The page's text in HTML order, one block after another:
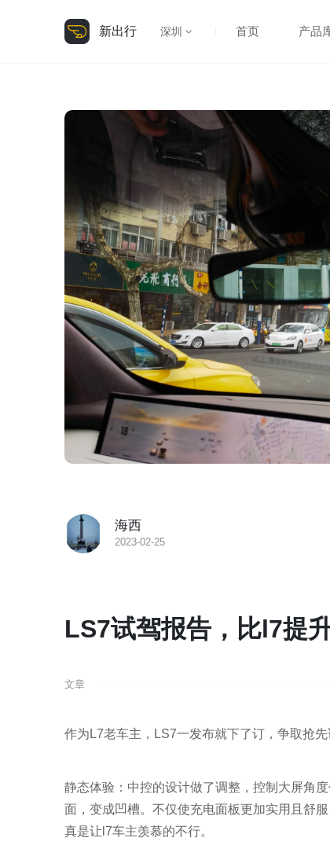
新出行 深圳 首页 产品
海西
2023-02-25
LS7试驾报告，比l7提
文章
作为L7老车主，LS7一发布就下了订，争取抢
静态体验：中控的设计做了调整，控制大屏角
面，变成凹槽。不仅使充电面板更加实用且舒
真是让l7车主羡慕的不行。